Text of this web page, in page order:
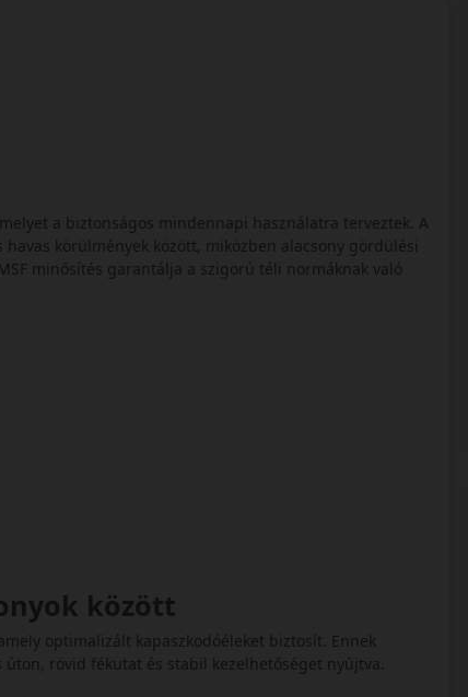
a biztonságos mindennapi használatra terveztek. A
körülmények között, miközben alacsony gördülési
minősítés garantálja a szigorú téli normáknak való
között
optimalizált kapaszkodóéleket biztosít. Ennek
rövid fékutat és stabil kezelhetőséget nyújtva.